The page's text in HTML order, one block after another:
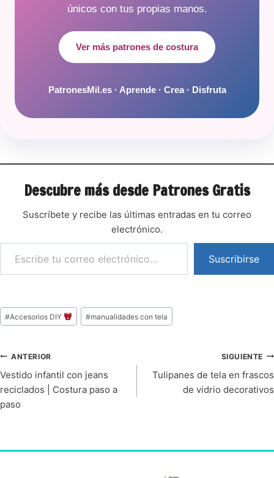
únicos con tus propias manos.
Ver más patrones de costura
PatronesMil.es · Aprende · Crea · Disfruta
Descubre más desde Patrones Gratis
Suscríbete y recibe las últimas entradas en tu correo
electrónico.
Suscribirse
#Accesorios DIY #manualidades con tela
ANTERIOR
Vestido infantil con jeans
reciclados | Costura paso a
paso
SIGUIENTE
Tulipanes de tela en frascos
de vidrio decorativos